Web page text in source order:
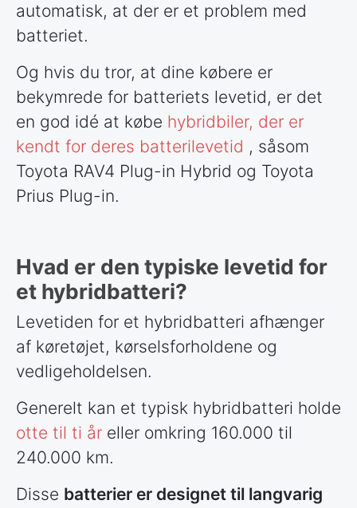
automatisk, at der er et problem med
batteriet.
Og hvis du tror, at dine købere er
bekymrede for batteriets levetid, er det
en god idé at købe hybridbiler, der er
kendt for deres batterilevetid , såsom
Toyota RAV4 Plug-in Hybrid og Toyota
Prius Plug-in.
Hvad er den typiske levetid for
et hybridbatteri?
Levetiden for et hybridbatteri afhænger
af køretøjet, kørselsforholdene og
vedligeholdelsen.
Generelt kan et typisk hybridbatteri holde
otte til ti år eller omkring 160.000 til
240.000 km.
Disse batterier er designet til langvarig